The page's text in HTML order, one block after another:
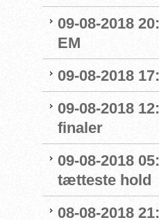
09-08-2018
EM
09-08-2018
09-08-2018
finaler
09-08-2018
tætteste hold
08-08-2018